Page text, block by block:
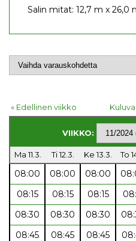
Salin mitat: 12,7 m x 26,0
« Edellinen viikko
VIIKKO:
Ma 11.3. Ti 12.3. Ke 13.3. To
08:00 08:00 08:00
08:15
08:15 08:15
08:30
08:30 08:30
08:45
08:45 08:45